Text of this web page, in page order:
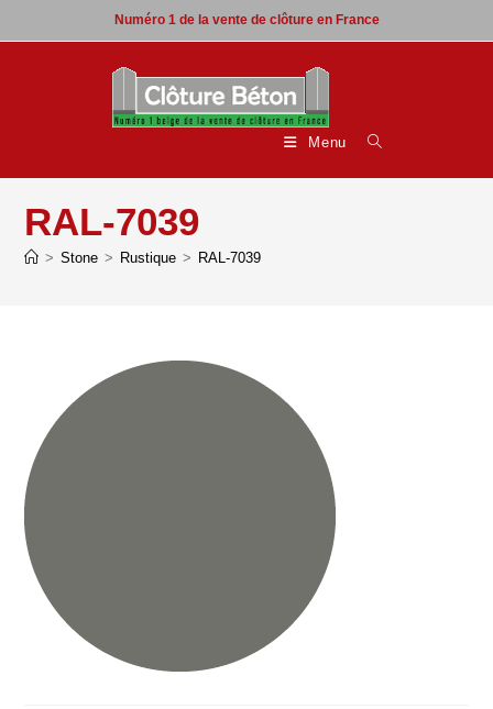
to
Numéro 1 de la vente de clôture en France
Menu
RAL-7039
> Stone > Rustique > RAL-7039